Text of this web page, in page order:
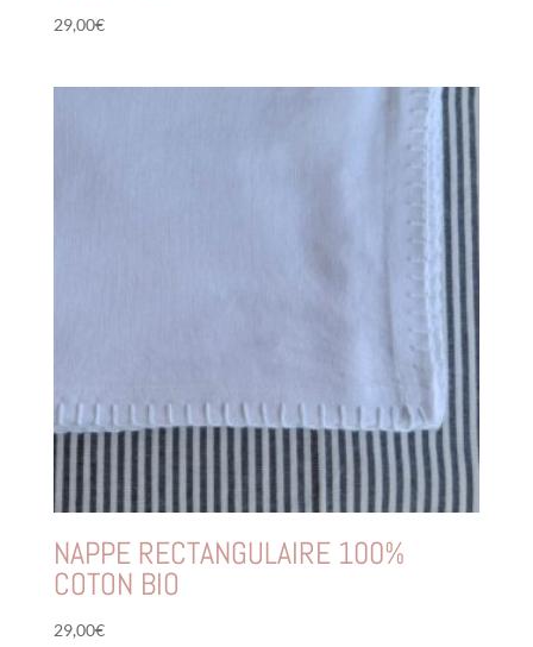
29,00€
NAPPE RECTANGULAIRE 100%
COTON BIO
29,00€